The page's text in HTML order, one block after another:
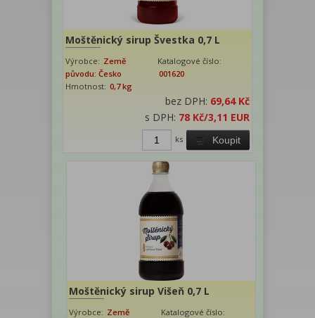
Moštěnický sirup Švestka 0,7 L
Výrobce: Země
původu: Česko
Katalogové číslo:
001620
Hmotnost: 0,7 kg
bez DPH: 69,64 Kč
s DPH: 78 Kč/3,11 EUR
Koupit
ks
Moštěnický sirup Višeň 0,7 L
Výrobce: Země
Katalogové číslo: